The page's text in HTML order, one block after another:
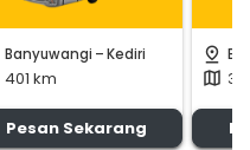
Banyuwangi -Kediri
401 km
Pesan Sekarang
pin_drop
map